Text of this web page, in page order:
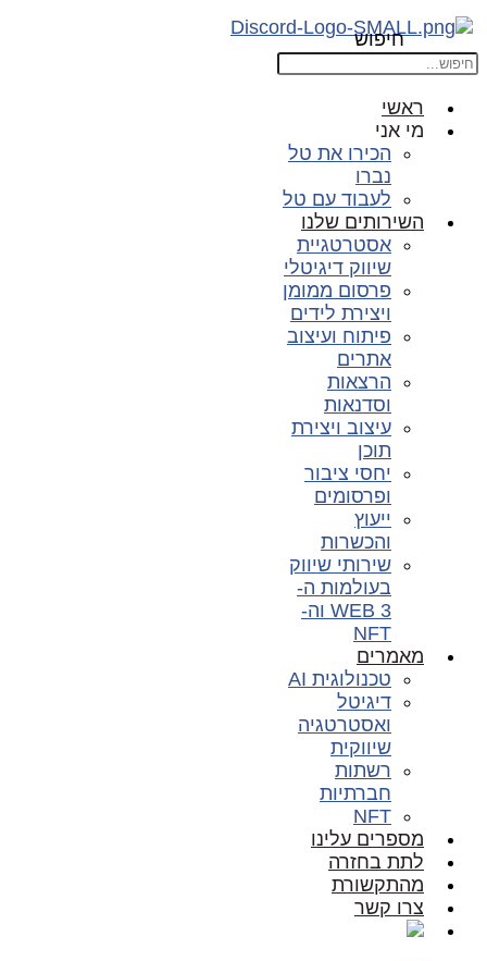
חיפוש
ראשי
מי אני
הכירו את טל
נברו
לעבוד עם טל
השירותים שלנו
אסטרטגיית
שיווק דיגיטלי
פרסום ממומן
ויצירת לידים
פיתוח ועיצוב
אתרים
הרצאות
וסדנאות
עיצוב ויצירת
תוכן
יחסי ציבור
ופרסומים
ייעוץ
והכשרות
שירותי שיווק
בעולמות ה-
WEB 3 וה-
NFT
מאמרים
טכנולוגית AI
דיגיטל
ואסטרטגיה
שיווקית
רשתות
חברתיות
NFT
מספרים עלינו
לתת בחזרה
מהתקשורת
צרו קשר